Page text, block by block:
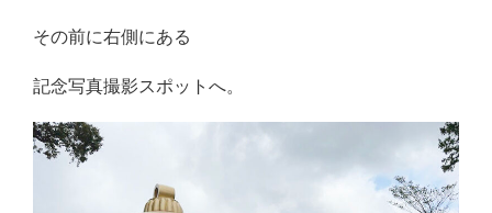
その前に右側にある
記念写真撮影スポットへ。